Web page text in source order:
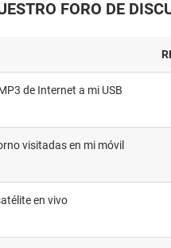
FORO DE
de Internet a mi USB
visitadas en mi móvil
en vivo